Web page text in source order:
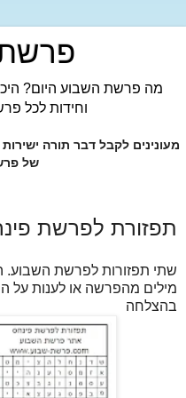
מה פרשת השבוע היום?
וחידות לכל
מעונינים לקבל דבר תורה
של
תפזורת לפרשת
שתי תפזורות לפרשת
מילים מהפרשה או לענות על
בהצלחה